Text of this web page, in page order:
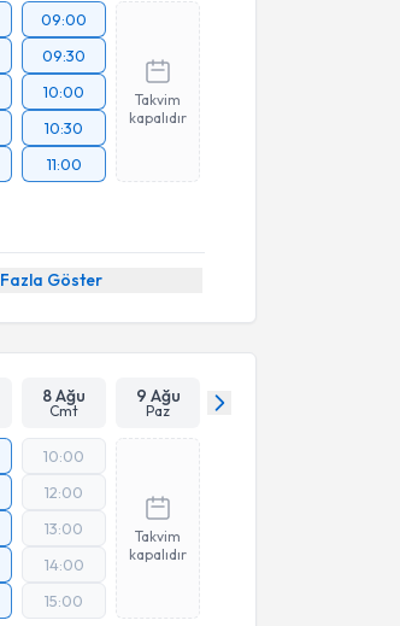
09:00
09:30
10:00
10:30
11:00
Takvim
kapalıdır
Göster
8 Ağu
Cmt
9 Ağu
Paz
10:00
12:00
13:00
14:00
15:00
Takvim
kapalıdır